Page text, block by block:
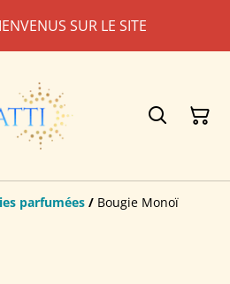
SUR LE SITE
parfumées / Bougie Monoï